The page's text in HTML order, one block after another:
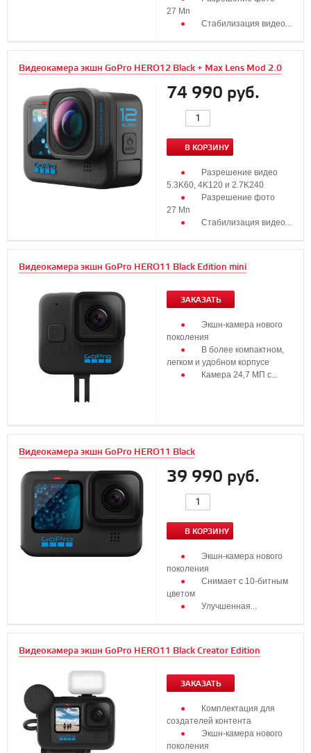
27 Мп
Стабилизация видео...
Видеокамера экшн GoPro HERO12 Black + Max Lens Mod 2.0
74 990 руб.
В КОРЗИНУ
Разрешение видео
5.3K60, 4K120 и 2.7K240
Разрешение фото
27 Мп
Стабилизация видео...
Видеокамера экшн GoPro HERO11 Black Edition mini
ЗАКАЗАТЬ
Экшн-камера нового
поколения
В более компактном,
легком и удобном корпусе
Камера 24,7 МП с...
Видеокамера экшн GoPro HERO11 Black
39 990 руб.
В КОРЗИНУ
Экшн-камера нового
поколения
Cнимает с 10-битным
цветом
Улучшенная...
Видеокамера экшн GoPro HERO11 Black Creator Edition
ЗАКАЗАТЬ
Комплектация для
создателей контента
Экшн-камера нового
поколения